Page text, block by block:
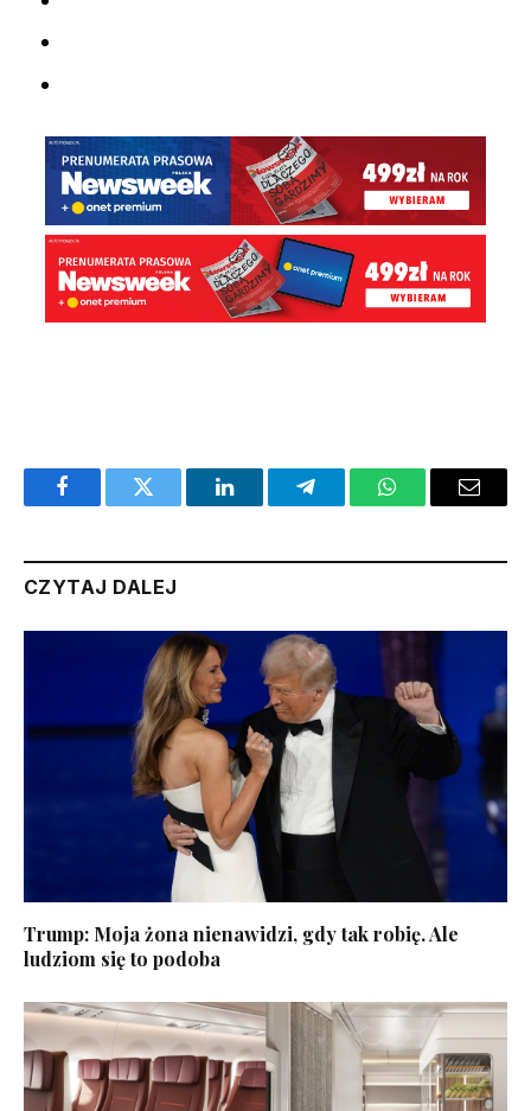
FacebookTwitter LinkedInTelegramWhatsAppEmail
CZYTAJ DALEJ
Trump: Moja żona nienawidzi, gdy tak robię. Ale
ludziom się to podoba